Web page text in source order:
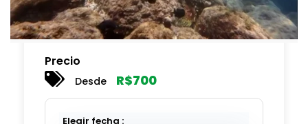
Precio
Desde R$700
Elegir fecha :